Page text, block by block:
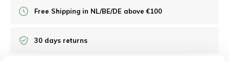
Free Shipping in NL/BE/DE above €100
30 days returns